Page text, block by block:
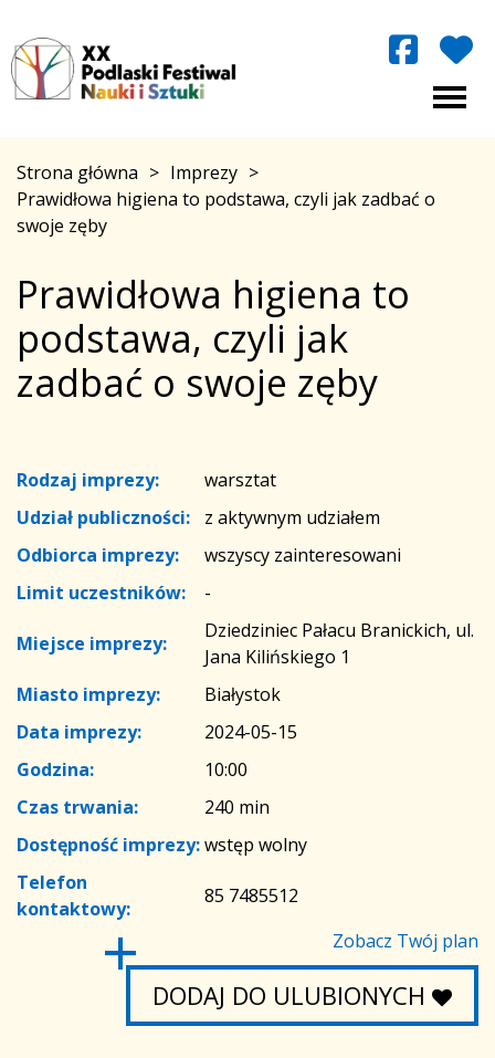
Strona główna > Imprezy >
Prawidłowa higiena to podstawa, czyli jak zadbać o
swoje zęby
Prawidłowa higiena to
podstawa, czyli jak
zadbać o swoje zęby
Rodzaj imprezy:
warsztat
Udział publiczności:
z aktywnym udziałem
Odbiorca imprezy:
wszyscy zainteresowani
Limit uczestników:
-
Miejsce imprezy:
Dziedziniec Pałacu Branickich, ul.
Jana Kilińskiego 1
Miasto imprezy:
Białystok
Data imprezy:
2024-05-15
Godzina:
10:00
Czas trwania:
240 min
Dostępność imprezy:wstęp wolny
Telefon
kontaktowy:
85 7485512
Zobacz Twój plan
DODAJ DO ULUBIONYCH